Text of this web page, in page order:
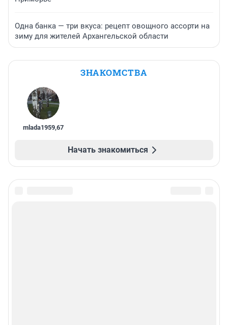
Одна банка — три вкуса: рецепт овощного ассорти на
зиму для жителей Архангельской области
ЗНАКОМСТВА
mlada1959,67
Начать знакомиться